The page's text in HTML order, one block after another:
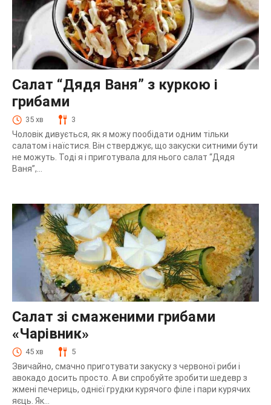
Салат “Дядя Ваня” з куркою і
грибами
35 хв 3
Чоловік дивується, як я можу пообідати одним тільки
салатом і наїстися. Він стверджує, що закуски ситними бути
не можуть. Тоді я і приготувала для нього салат “Дядя
Ваня”,...
Салат зі смаженими грибами
«Чарівник»
45 хв 5
Звичайно, смачно приготувати закуску з червоної риби і
авокадо досить просто. А ви спробуйте зробити шедевр з
жмені печериць, однієї грудки курячого філе і пари курячих
яєць. Як...